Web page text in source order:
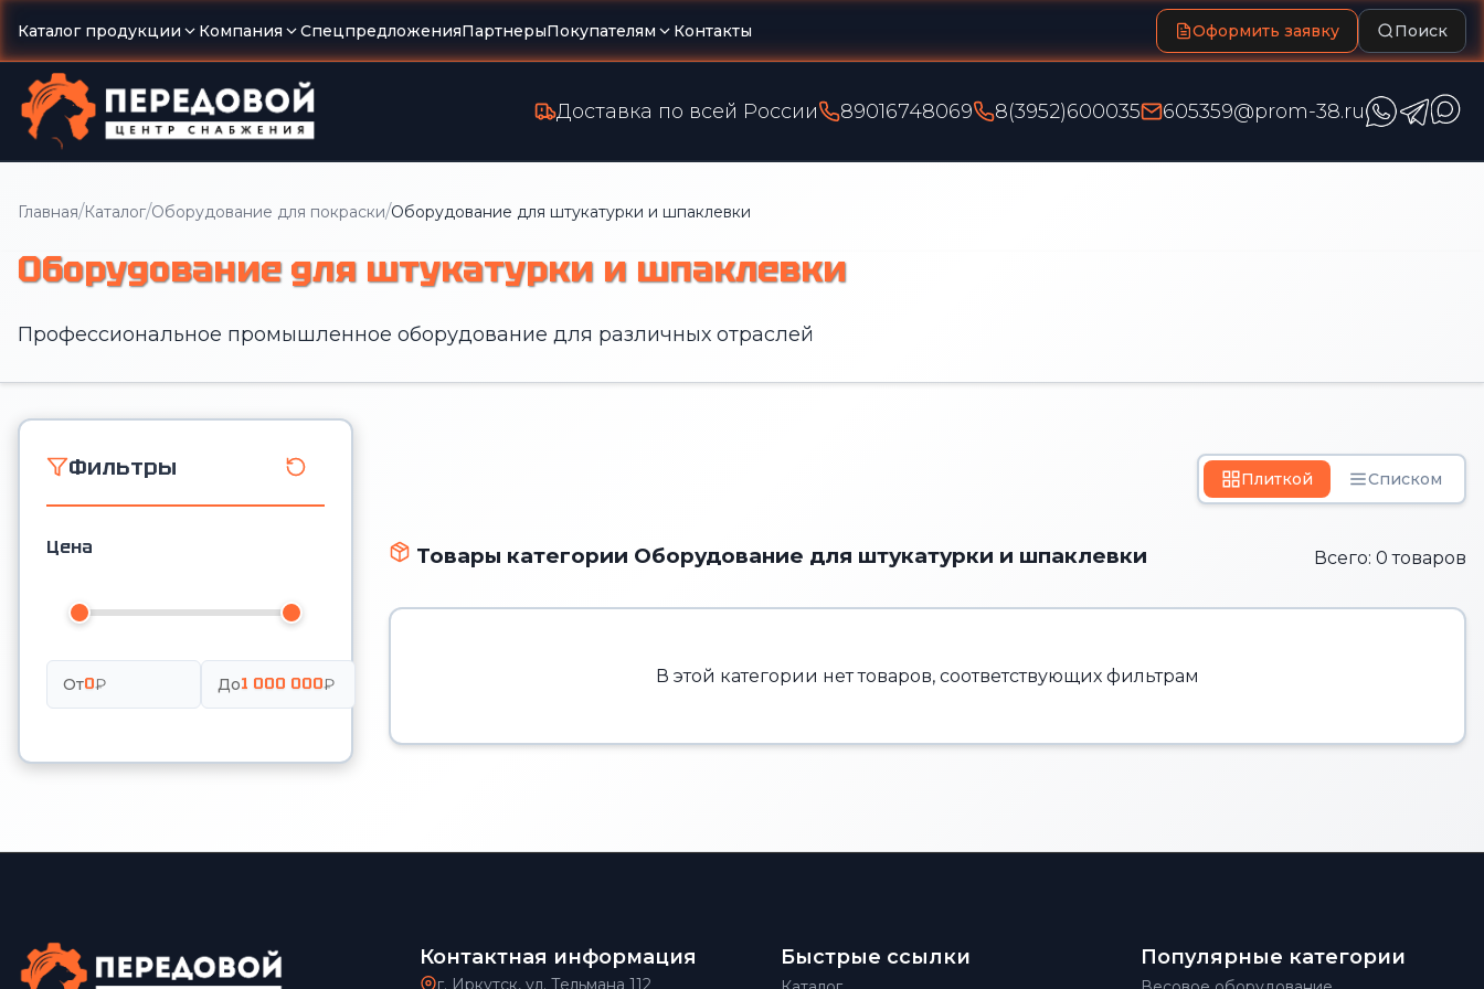
Каталог продукции Компания СпецпредложенияПартнерыПокупателям Контакты Оформить заявку Поиск
Доставка по всей России 89016748069 8(3952)600035 605359@prom-38.ru
Главная/Каталог/Оборудование для покраски/Оборудование для штукатурки и шпаклевки
Оборудование для штукатурки и шпаклевки
Профессиональное промышленное оборудование для различных отраслей
Фильтры
Цена
От0₽ До1 000 000₽
Плиткой Списком
Товары категории Оборудование для штукатурки и шпаклевки Всего: 0 товаров
В этой категории нет товаров, соответствующих фильтрам
Контактная информация
г. Иркутск, ул. Тельмана 112
Быстрые ссылки Популярные категории